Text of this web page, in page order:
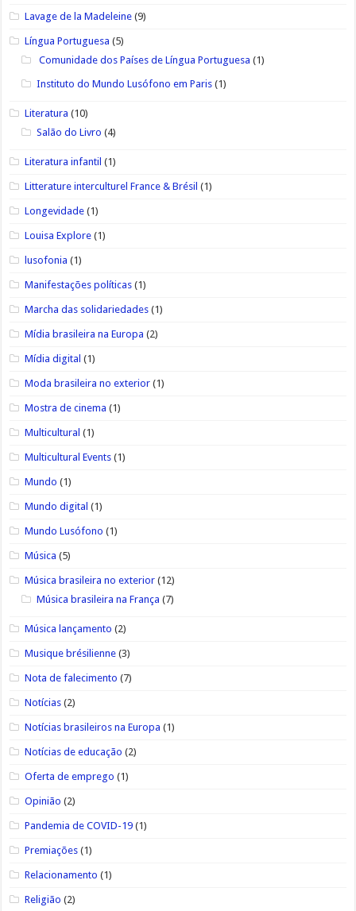
Lavage de la Madeleine (9)
Língua Portuguesa (5)
Comunidade dos Países de Língua Portuguesa (1)
Instituto do Mundo Lusófono em Paris (1)
Literatura (10)
Salão do Livro (4)
Literatura infantil (1)
Litterature interculturel France & Brésil (1)
Longevidade (1)
Louisa Explore (1)
lusofonia (1)
Manifestações políticas (1)
Marcha das solidariedades (1)
Mídia brasileira na Europa (2)
Mídia digital (1)
Moda brasileira no exterior (1)
Mostra de cinema (1)
Multicultural (1)
Multicultural Events (1)
Mundo (1)
Mundo digital (1)
Mundo Lusófono (1)
Música (5)
Música brasileira no exterior (12)
Música brasileira na França (7)
Música lançamento (2)
Musique brésilienne (3)
Nota de falecimento (7)
Notícias (2)
Notícias brasileiros na Europa (1)
Notícias de educação (2)
Oferta de emprego (1)
Opinião (2)
Pandemia de COVID-19 (1)
Premiações (1)
Relacionamento (1)
Religião (2)